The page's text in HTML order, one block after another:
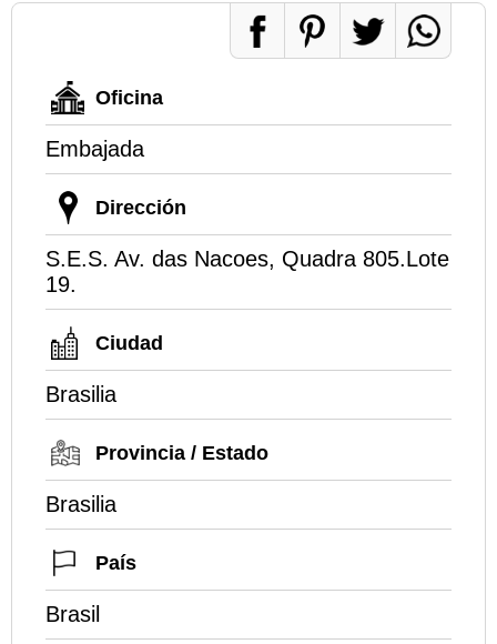
Oficina
Embajada
Dirección
S.E.S. Av. das Nacoes, Quadra 805.Lote
19.
Ciudad
Brasilia
Provincia / Estado
Brasilia
País
Brasil